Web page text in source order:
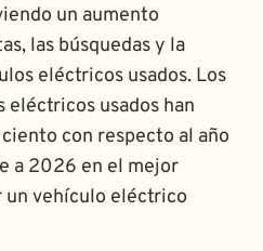
un aumento
las búsquedas y la
eléctricos usados. Los
eléctricos usados han
con respecto al año
a 2026 en el mejor
un vehículo eléctrico